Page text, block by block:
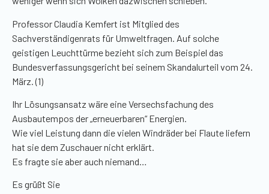
Professor Claudia Kemfert ist Mitglied des
Sachverständigenrats für Umweltfragen. Auf solche
geistigen Leuchttürme bezieht sich zum Beispiel das
Bundesverfassungsgericht bei seinem Skandalurteil vom 24.
März. (1)
Ihr Lösungsansatz wäre eineVersechsfachung des
Ausbautempos der „erneuerbaren“ Energien.
Wie viel Leistung dann die vielen Windräder bei Flaute liefern
hat sie dem Zuschauer nicht erklärt.
Es fragte sie aber auch niemand…
Es grüßt Sie